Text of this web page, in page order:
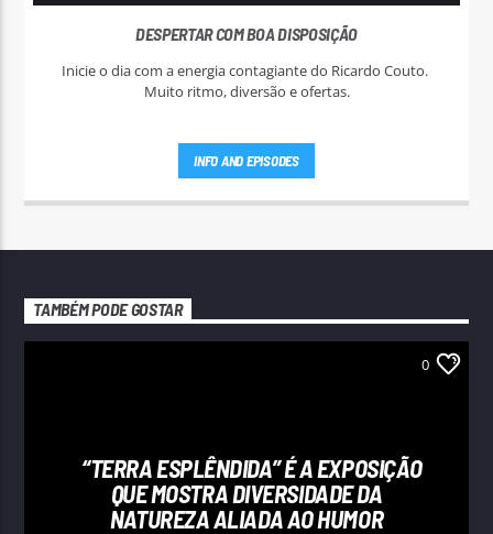
DESPERTAR COM BOA DISPOSIÇÃO
Inicie o dia com a energia contagiante do Ricardo Couto.
Muito ritmo, diversão e ofertas.
INFO AND EPISODES
TAMBÉM PODE GOSTAR
0
“TERRA ESPLÊNDIDA” É A EXPOSIÇÃO
QUE MOSTRA DIVERSIDADE DA
NATUREZA ALIADA AO HUMOR